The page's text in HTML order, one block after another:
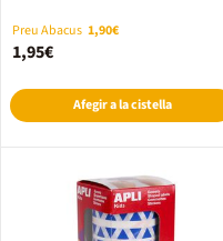
Preu Abacus 1,90€
1,95€
Afegir a la cistella